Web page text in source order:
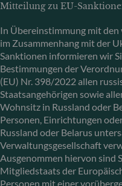
Mitteilung zu EU-
In Übereinstimmung mit
im Zusammenhang mit der
Sanktionen informieren wir
Bestimmungen der
(EU) Nr. 398/2022 allen
Staatsangehörigen sowie
Wohnsitz in Russland oder
Personen, Einrichtungen
Russland oder Belarus
Verwaltungsgesellschaft
Ausgenommen hiervon sind
Mitgliedstaats der
Personen mit einer